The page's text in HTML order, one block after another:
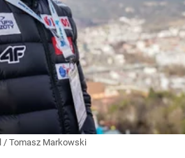
/ Tomasz Markowski